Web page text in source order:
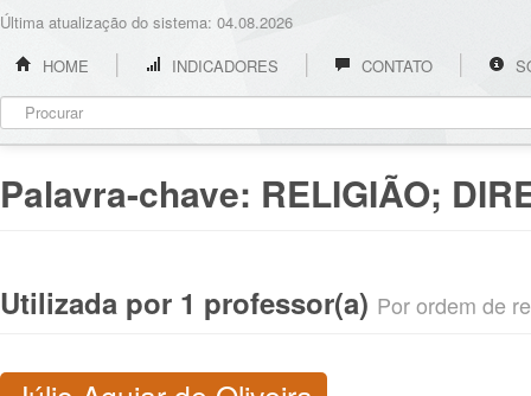
Última atualização do sistema: 04.08.2026
HOME
INDICADORES CONTATO
Palavra-chave: RELIGIÃO;
Utilizada por 1 professor(a) Por ordem de